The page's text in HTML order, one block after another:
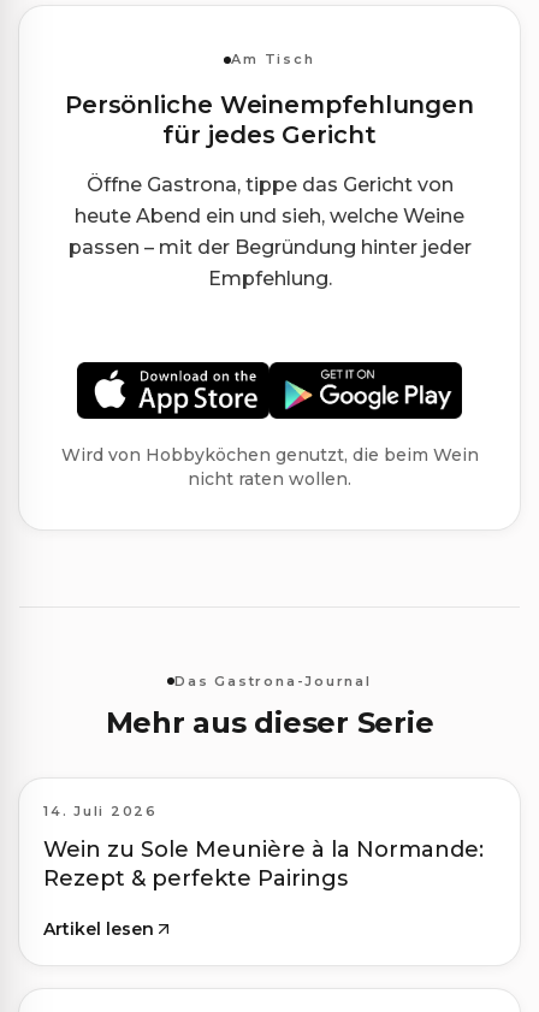
Am Tisch
Persönliche Weinempfehlungen
für jedes Gericht
Öffne Gastrona, tippe das Gericht von
heute Abend ein und sieh, welche Weine
passen – mit der Begründung hinter jeder
Empfehlung.
Wird von Hobbyköchen genutzt, die beim Wein
nicht raten wollen.
Das Gastrona-Journal
Mehr aus dieser Serie
14. Juli 2026
Wein zu Sole Meunière à la Normande:
Rezept & perfekte Pairings
Artikel lesen